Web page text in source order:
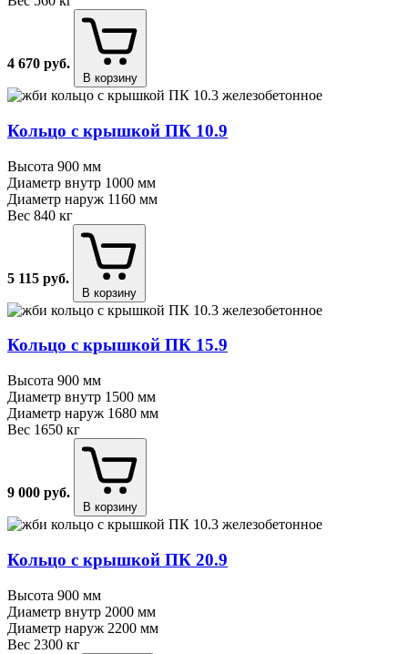
4 670 руб.
В корзину
Кольцо с крышкой ПК 10.9
Высота 900 мм
Диаметр внутр 1000 мм
Диаметр наруж 1160 мм
Вес 840 кг
5 115 руб.
В корзину
Кольцо с крышкой ПК 15.9
Высота 900 мм
Диаметр внутр 1500 мм
Диаметр наруж 1680 мм
Вес 1650 кг
9 000 руб.
В корзину
Кольцо с крышкой ПК 20.9
Высота 900 мм
Диаметр внутр 2000 мм
Диаметр наруж 2200 мм
Вес 2300 кг